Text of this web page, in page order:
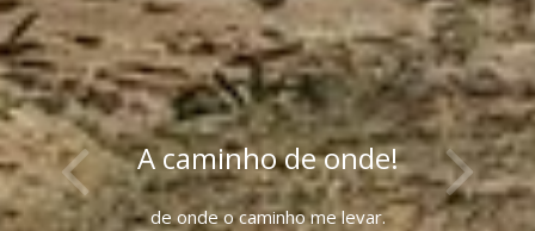
A caminho de onde!
de onde o caminho me levar.